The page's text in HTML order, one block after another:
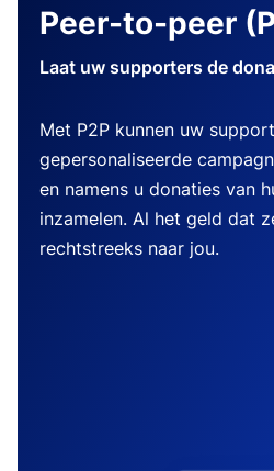
Peer-to-peer
Laat uw supporters de
Met P2P kunnen uw
gepersonaliseerde
en namens u donaties van
inzamelen. Al het geld dat
rechtstreeks naar jou.